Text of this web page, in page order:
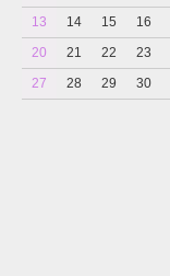
13
14 15 16
20
21 22 23
27
28 29 30